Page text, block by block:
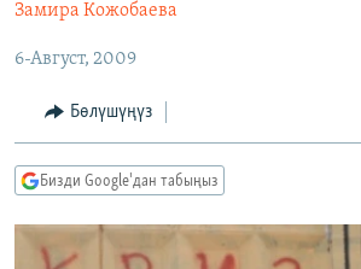
ЭКОНОМИКА
МАДАНИЯТ
БОРБОР АЗИЯ
АТАЙЫН ИЛИКТӨӨ
ТВ ПРОГРАММАЛАР
БҮГҮН АЗАТТЫКТА
БИЗ ЖАНА ДҮЙНӨ
ПОДКАСТ
ӨЗГӨЧӨ ПИКИР
Замира Кожобаева
6-Август, 2009
Бөлүшүңүз
Бизди Google'дан табыңыз